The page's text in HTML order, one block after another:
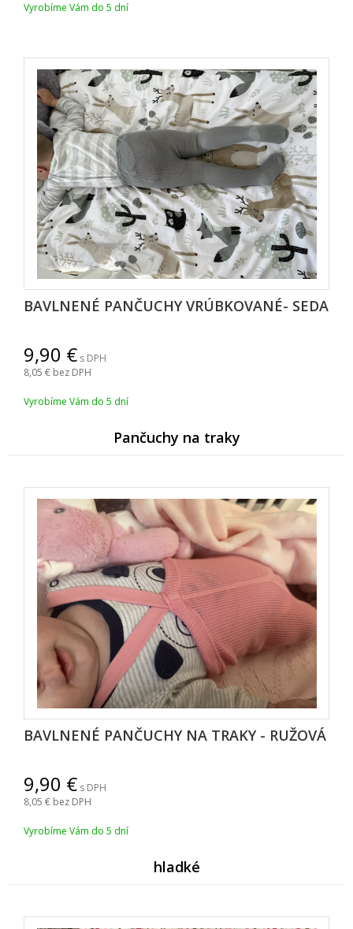
Vyrobíme Vám do 5 dní
BAVLNENÉ PANČUCHY VRÚBKOVANÉ- SEDA
9,90
s DPH
8,05 bez DPH
Vyrobíme Vám do 5 dní
Pančuchy na traky
BAVLNENÉ PANČUCHY NA TRAKY - RUŽOVÁ
9,90
s DPH
8,05 bez DPH
Vyrobíme Vám do 5 dní
hladké